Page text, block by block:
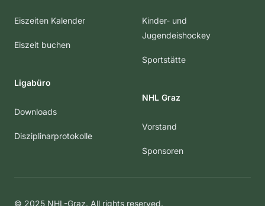
Eiszeiten Kalender
Eiszeit buchen
Ligabüro
Downloads
Disziplinarprotokolle
Kinder- und
Jugendeishockey
Sportstätte
NHL Graz
Vorstand
Sponsoren
© 2025 NHL-Graz. All rights reserved.